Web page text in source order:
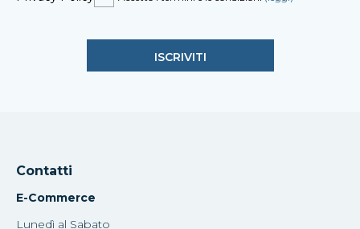
Contatti
E-Commerce
Lunedì al Sabato